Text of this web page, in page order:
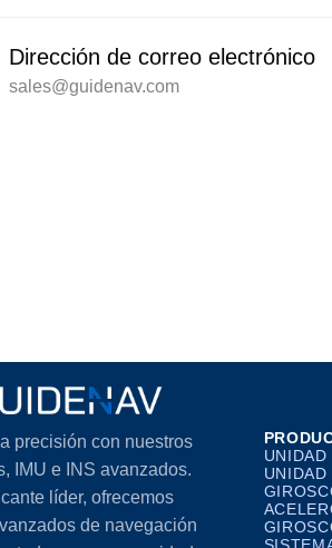
Dirección de correo electrónico
sales@guidenav.com
precisión con nuestros
IMU e INS avanzados.
líder, ofrecemos
de navegación